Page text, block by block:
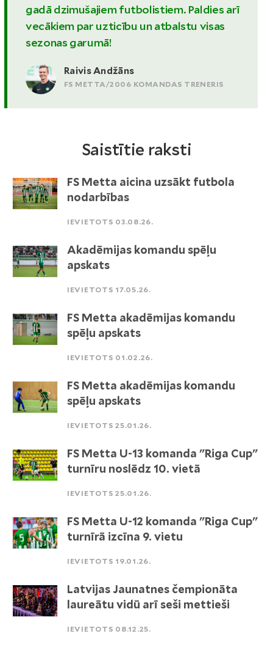
gadā dzimušajiem futbolistiem. Paldies arī
vecākiem par uzticību un atbalstu visas
sezonas garumā!
Raivis Andžāns
FS METTA/2006 KOMANDAS TRENERIS
Saistītie raksti
FS Metta aicina uzsākt futbola
nodarbības
IEVIETOTS 03.08.26.
Akadēmijas komandu spēļu
apskats
IEVIETOTS 17.05.26.
FS Metta akadēmijas komandu
spēļu apskats
IEVIETOTS 01.02.26.
FS Metta akadēmijas komandu
spēļu apskats
IEVIETOTS 25.01.26.
FS Metta U-13 komanda "Riga Cup"
turnīru noslēdz 10. vietā
IEVIETOTS 25.01.26.
FS Metta U-12 komanda "Riga Cup"
turnīrā izcīna 9. vietu
IEVIETOTS 19.01.26.
Latvijas Jaunatnes čempionāta
laureātu vidū arī seši mettieši
IEVIETOTS 08.12.25.